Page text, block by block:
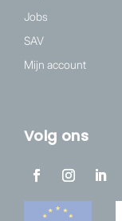
Jobs
SAV
Mijn account
Volg ons